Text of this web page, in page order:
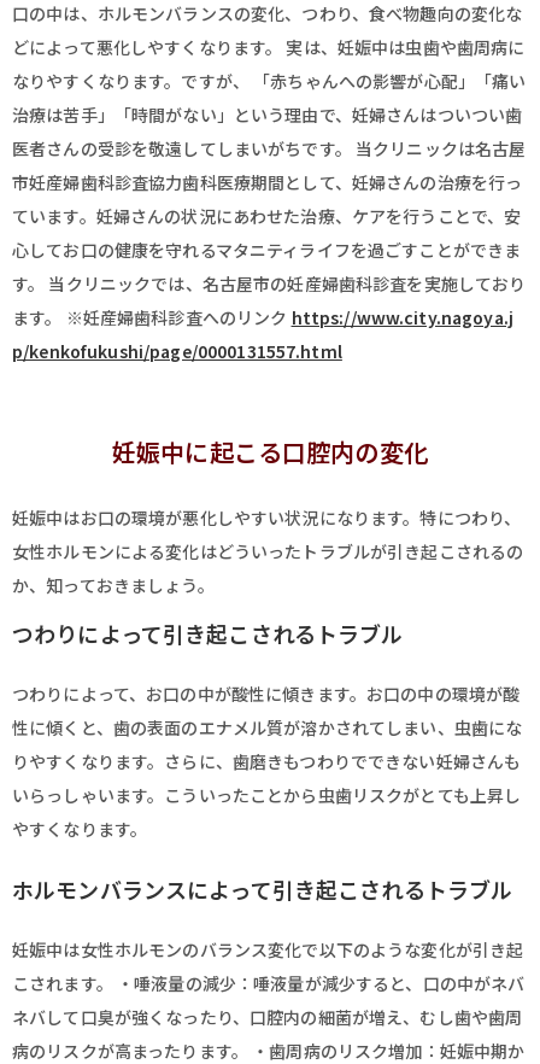
口の中は、ホルモンバランスの変化、つわり、食べ物趣向の変化な
どによって悪化しやすくなります。 実は、妊娠中は虫歯や歯周病に
なりやすくなります。ですが、 「赤ちゃんへの影響が心配」「痛い
治療は苦手」「時間がない」という理由で、妊婦さんはついつい歯
医者さんの受診を敬遠してしまいがちです。 当クリニックは名古屋
市妊産婦歯科診査協力歯科医療期間として、妊婦さんの治療を行っ
ています。妊婦さんの状況にあわせた治療、ケアを行うことで、安
心してお口の健康を守れるマタニティライフを過ごすことができま
す。 当クリニックでは、名古屋市の妊産婦歯科診査を実施しており
ます。 ※妊産婦歯科診査へのリンク https://www.city.nagoya.j
p/kenkofukushi/page/0000131557.html
妊娠中に起こる口腔内の変化
妊娠中はお口の環境が悪化しやすい状況になります。特につわり、
女性ホルモンによる変化はどういったトラブルが引き起こされるの
か、知っておきましょう。
つわりによって引き起こされるトラブル
つわりによって、お口の中が酸性に傾きます。お口の中の環境が酸
性に傾くと、歯の表面のエナメル質が溶かされてしまい、虫歯にな
りやすくなります。さらに、歯磨きもつわりでできない妊婦さんも
いらっしゃいます。こういったことから虫歯リスクがとても上昇し
やすくなります。
ホルモンバランスによって引き起こされるトラブル
妊娠中は女性ホルモンのバランス変化で以下のような変化が引き起
こされます。 ・唾液量の減少：唾液量が減少すると、口の中がネバ
ネバして口臭が強くなったり、口腔内の細菌が増え、むし歯や歯周
病のリスクが高まったります。 ・歯周病のリスク増加：妊娠中期か